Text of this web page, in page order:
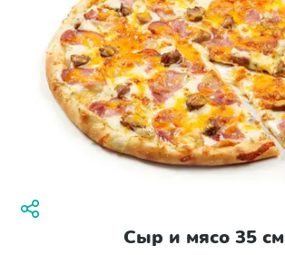
Сыр и мясо 35 см